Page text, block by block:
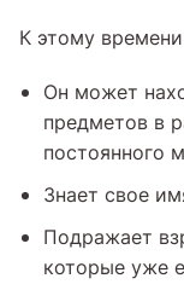
К этому
Он может
предметов в
постоянного
Знает свое
Подражает
которые уже